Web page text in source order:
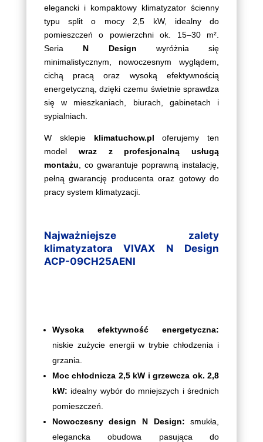
elegancki i kompaktowy klimatyzator ścienny
typu split o mocy 2,5 kW, idealny do
pomieszczeń o powierzchni ok. 15–30 m².
Seria N Design wyróżnia się
minimalistycznym, nowoczesnym wyglądem,
cichą pracą oraz wysoką efektywnością
energetyczną, dzięki czemu świetnie sprawdza
się w mieszkaniach, biurach, gabinetach i
sypialniach.
W sklepie klimatuchow.pl oferujemy ten
model wraz z profesjonalną usługą
montażu, co gwarantuje poprawną instalację,
pełną gwarancję producenta oraz gotowy do
pracy system klimatyzacji.
Najważniejsze zalety
klimatyzatora VIVAX N Design
ACP-09CH25AENI
Wysoka efektywność energetyczna:
niskie zużycie energii w trybie chłodzenia i
grzania.
Moc chłodnicza 2,5 kW i grzewcza ok. 2,8
kW: idealny wybór do mniejszych i średnich
pomieszczeń.
Nowoczesny design N Design: smukła,
elegancka obudowa pasująca do